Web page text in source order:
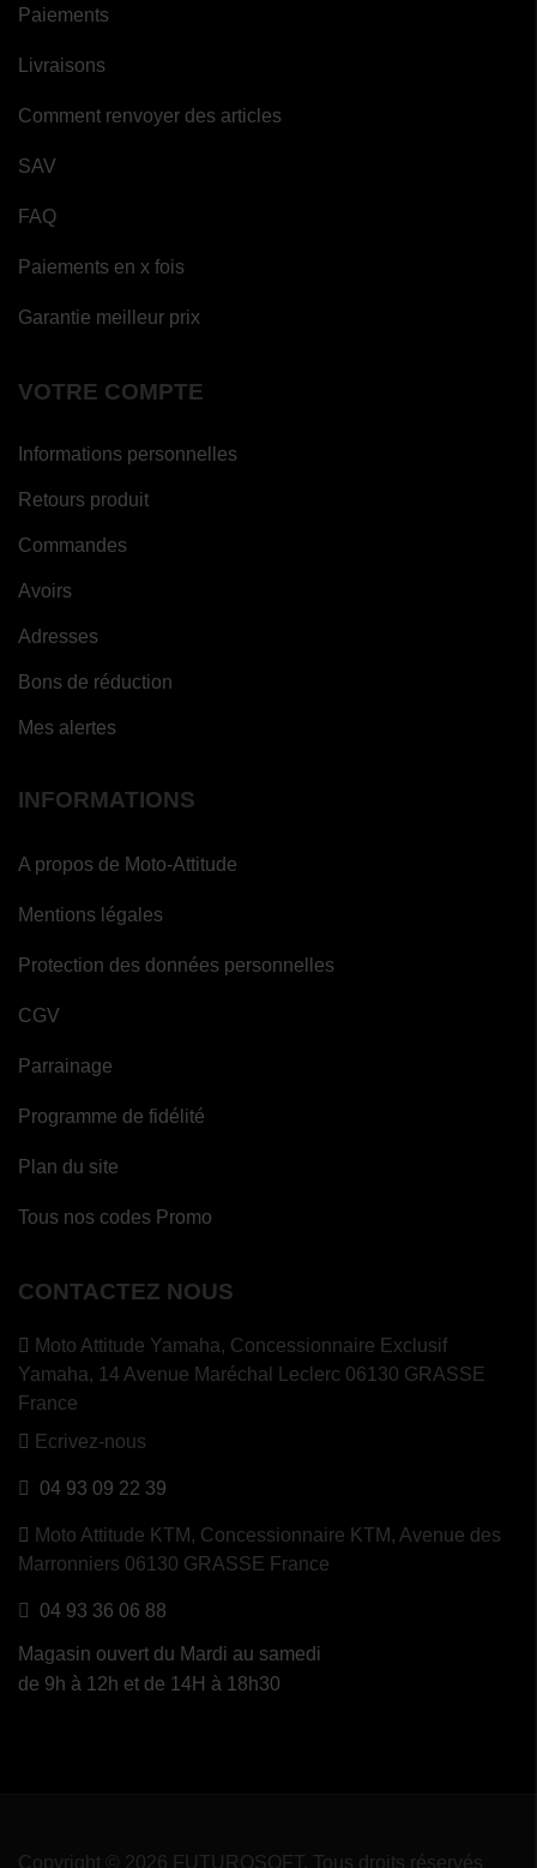
Paiements
Livraisons
Comment renvoyer des articles
SAV
FAQ
Paiements en x fois
Garantie meilleur prix
VOTRE COMPTE
Informations personnelles
Retours produit
Commandes
Avoirs
Adresses
Bons de réduction
Mes alertes
INFORMATIONS
A propos de Moto-Attitude
Mentions légales
Protection des données personnelles
CGV
Parrainage
Programme de fidélité
Plan du site
Tous nos codes Promo
CONTACTEZ NOUS
Moto Attitude Yamaha, Concessionnaire Exclusif
Yamaha, 14 Avenue Maréchal Leclerc 06130 GRASSE
France
Ecrivez-nous
04 93 09 22 39
Moto Attitude KTM, Concessionnaire KTM, Avenue des
Marronniers 06130 GRASSE France
04 93 36 06 88
Magasin ouvert du Mardi au samedi
de 9h à 12h et de 14H à 18h30
Copyright © 2026 FUTUROSOFT. Tous droits réservés